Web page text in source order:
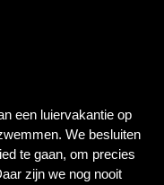
een luiervakantie op
We besluiten
te gaan, om precies
zijn we nog nooit